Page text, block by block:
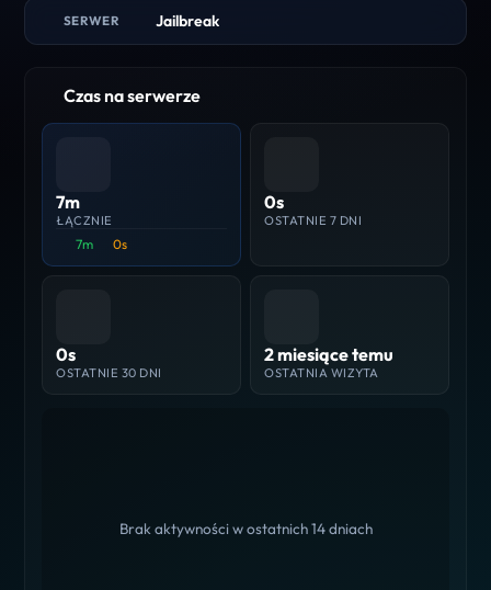
SERWER Jailbreak
Czas na serwerze
7m
ŁĄCZNIE
7m 0s
0s
OSTATNIE 7 DNI
0s
OSTATNIE 30 DNI
2 miesiące temu
OSTATNIA WIZYTA
Brak aktywności w ostatnich 14 dniach